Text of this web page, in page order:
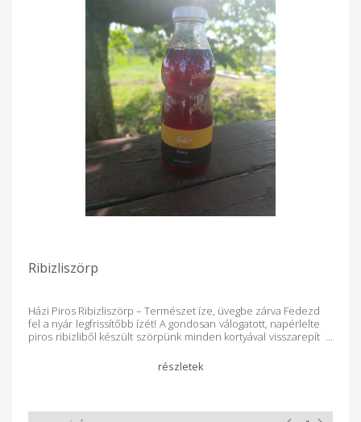
Ribizliszörp
Házi Piros Ribizliszörp – Természet íze, üvegbe zárva Fedezd
fel a nyár legfrissítőbb ízét! A gondosan válogatott, napérlelte
piros ribizliből készült szörpünk minden kortyával visszarepít
alapanyagokból, tartósítószer és mesterséges adalékanyagok
nélkül készült – csak gyümölcs, cukor és egy csipetnyi
eljárással készült – minden üvegben benne van a gondosság